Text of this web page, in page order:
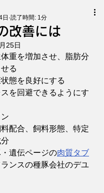
改善には
日 読了時間: 1分
25日
重を増加させ、脂肪分
る
態を良好にする
を回避できるようにす
配合、飼料形態、特定
遺伝ページの肉質タブ
ンスの種豚会社のデユ